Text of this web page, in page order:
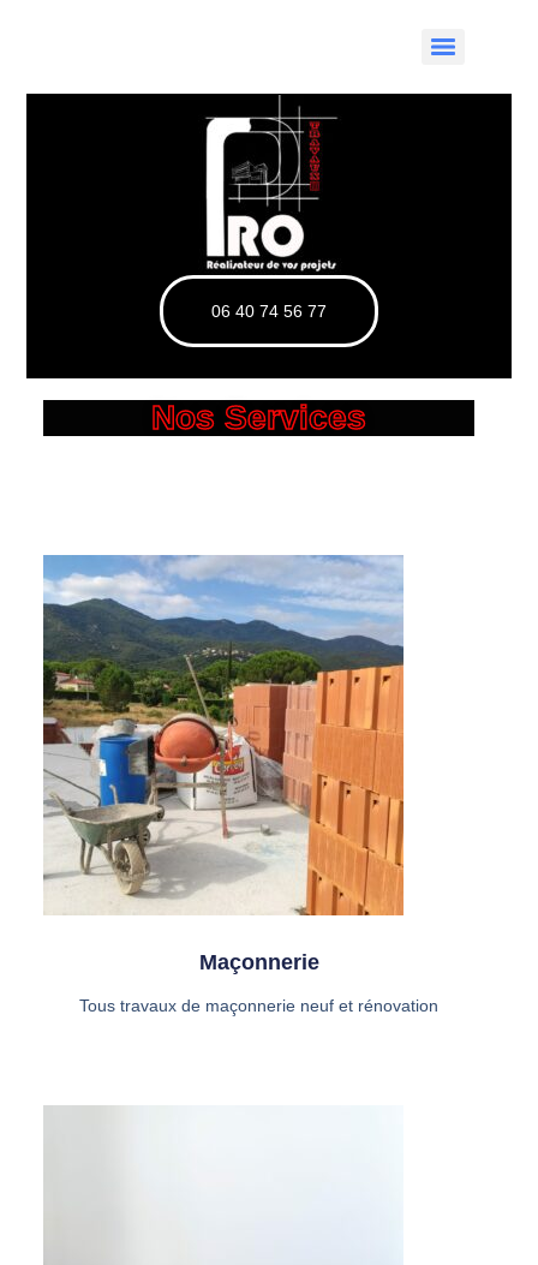
06 40 74 56 77
Nos Services
Maçonnerie
Tous travaux de maçonnerie neuf et rénovation